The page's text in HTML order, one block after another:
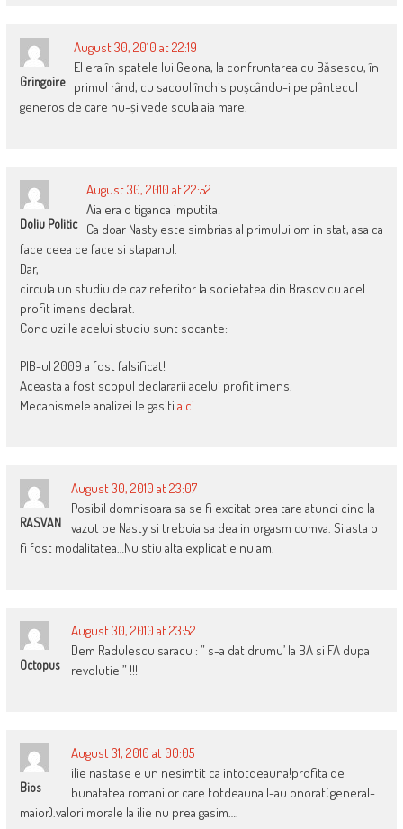
Gringoire
August 30, 2010 at 22:19
El era în spatele lui Geona, la confruntarea cu Băsescu, în
primul rând, cu sacoul închis pușcându-i pe pântecul
generos de care nu-și vede scula aia mare.
Doliu Politic
August 30, 2010 at 22:52
Aia era o tiganca imputita!
Ca doar Nasty este simbrias al primului om in stat, asa ca
face ceea ce face si stapanul.
Dar,
circula un studiu de caz referitor la societatea din Brasov cu acel
profit imens declarat.
Concluziile acelui studiu sunt socante:
PIB-ul 2009 a fost falsificat!
Aceasta a fost scopul declararii acelui profit imens.
Mecanismele analizei le gasiti aici
RASVAN
August 30, 2010 at 23:07
Posibil domnisoara sa se fi excitat prea tare atunci cind la
vazut pe Nasty si trebuia sa dea in orgasm cumva. Si asta o
fi fost modalitatea…Nu stiu alta explicatie nu am.
Octopus
August 30, 2010 at 23:52
Dem Radulescu saracu : ” s-a dat drumu’ la BA si FA dupa
revolutie ” !!!
Bios
August 31, 2010 at 00:05
ilie nastase e un nesimtit ca intotdeauna!profita de
bunatatea romanilor care totdeauna l-au onorat(general-
maior).valori morale la ilie nu prea gasim….